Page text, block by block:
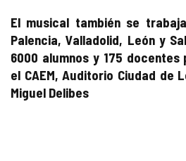
El musical también se
Palencia, Valladolid, León y
6000 alumnos y 175
el CAEM, Auditorio Ciudad de
Miguel Delibes